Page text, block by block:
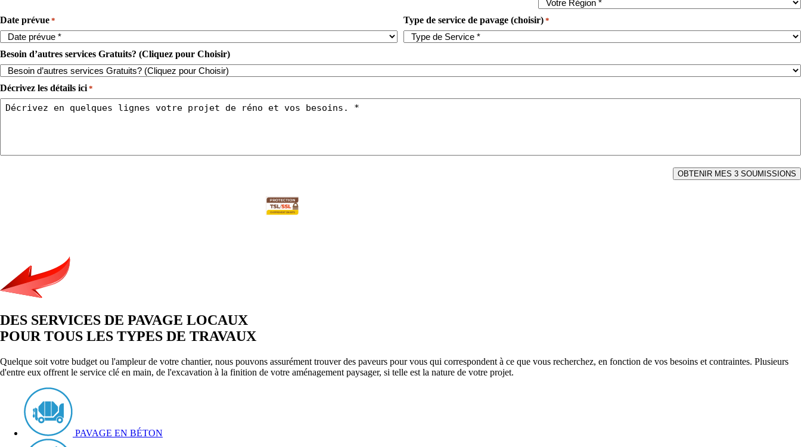
Date prévue * Type de service de pavage (choisir) *
Besoin d’autres services Gratuits? (Cliquez pour Choisir)
Décrivez les détails ici *
DES SERVICES DE PAVAGE LOCAUX
POUR TOUS LES TYPES DE TRAVAUX
Quelque soit votre budget ou l'ampleur de votre chantier, nous pouvons assurément trouver des paveurs pour vous qui correspondent à ce que vous recherchez, en fonction de vos besoins et contraintes. Plusieurs
d'entre eux offrent le service clé en main, de l'excavation à la finition de votre aménagement paysager, si telle est la nature de votre projet.
PAVAGE EN BÉTON